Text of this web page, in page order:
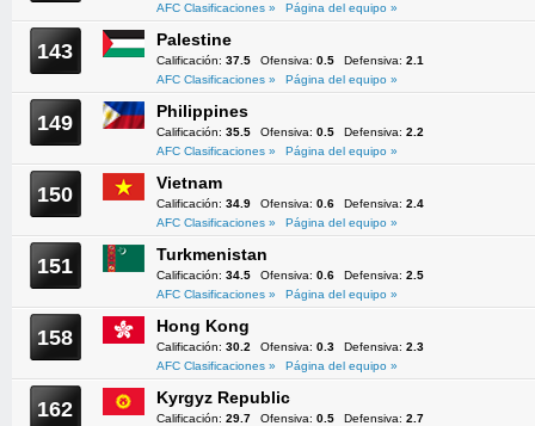
AFC Clasificaciones »
Página del equipo »
143 Palestine
Calificación: 37.5 Ofensiva: 0.5 Defensiva: 2.1
AFC Clasificaciones »
Página del equipo »
149 Philippines
Calificación: 35.5 Ofensiva: 0.5 Defensiva: 2.2
AFC Clasificaciones »
Página del equipo »
150 Vietnam
Calificación: 34.9 Ofensiva: 0.6 Defensiva: 2.4
AFC Clasificaciones »
Página del equipo »
151 Turkmenistan
Calificación: 34.5 Ofensiva: 0.6 Defensiva: 2.5
AFC Clasificaciones »
Página del equipo »
158 Hong Kong
Calificación: 30.2 Ofensiva: 0.3 Defensiva: 2.3
AFC Clasificaciones »
Página del equipo »
162 Kyrgyz Republic
Calificación: 29.7 Ofensiva: 0.5 Defensiva: 2.7